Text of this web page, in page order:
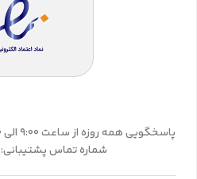
شماره تماس پشتیبانی: 09195555359